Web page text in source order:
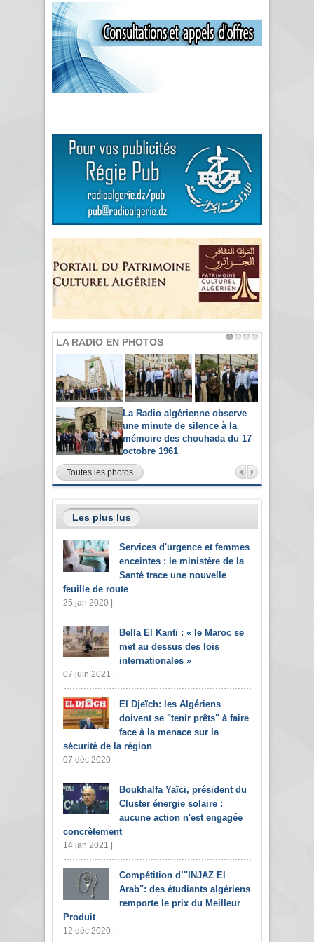
LA RADIO EN PHOTOS
La Radio algérienne observe
une minute de silence à la
mémoire des chouhada du 17
octobre 1961
Toutes les photos
Les plus lus
Services d'urgence et femmes
enceintes : le ministère de la
Santé trace une nouvelle
feuille de route
25 jan 2020 |
Bella El Kanti : « le Maroc se
met au dessus des lois
internationales »
07 juin 2021 |
El Djeïch: les Algériens
doivent se "tenir prêts" à faire
face à la menace sur la
sécurité de la région
07 déc 2020 |
Boukhalfa Yaïci, président du
Cluster énergie solaire :
aucune action n'est engagée
concrètement
14 jan 2021 |
Compétition d’"INJAZ El
Arab": des étudiants algériens
remporte le prix du Meilleur
Produit
12 déc 2020 |